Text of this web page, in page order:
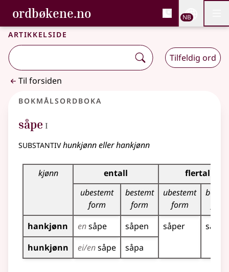
Gå til hovedinnhold
Tilgjengelighet
ordbøkene.no, Bokmålsordboka og
Bokmålsordboka og Nynorskordboka
NB
Artikkelside
Tilfeldig ord
Til forsiden
Bokmålsordboka
såpe 1
I
substantivhunkjønn eller hankjønn
Bøyingstabell for dette substantivet
kjønn entall
flertall
ubestemt
form
bestemt
form
ubestemt
form
hankjønn
ensåpe såpen såper
hunkjønn
ei/ensåpe såpa